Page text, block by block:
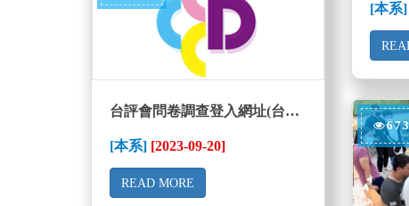
[本系]
台評會問卷調查登入網址(台灣校務精進協作計畫)
[本系] [2023-09-20]
READ MORE